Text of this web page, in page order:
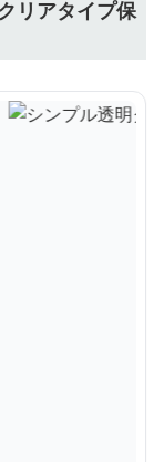
リアタイプ保